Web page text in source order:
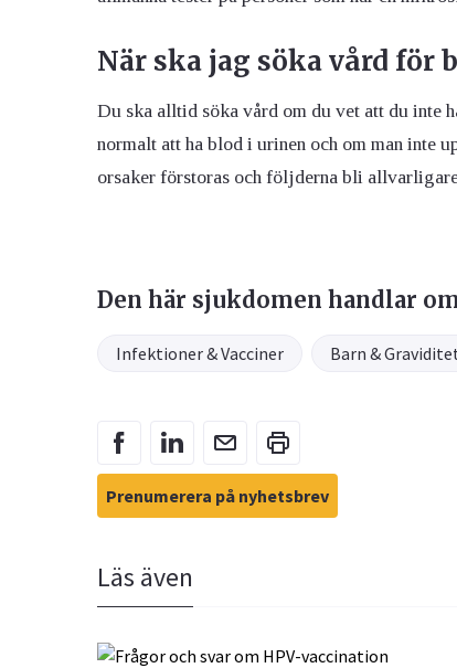
När ska jag söka vård för
Du ska alltid söka vård om du vet att du inte
normalt att ha blod i urinen och om man inte
orsaker förstoras och följderna bli
Den här sjukdomen handlar
Infektioner & Vacciner Barn &
Prenumerera på nyhetsbrev
Läs även